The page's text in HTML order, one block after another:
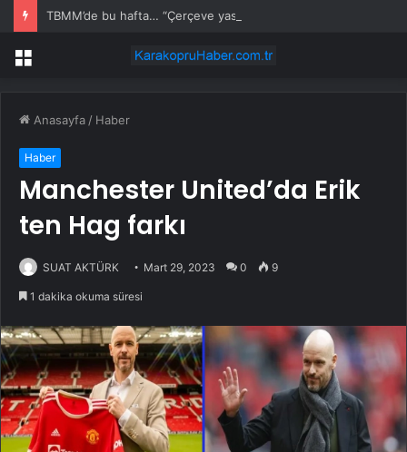
Menü
Anasayfa / Haber
Haber
Manchester United’da Erik
ten Hag farkı
SUAT AKTÜRK Mart 29, 2023 0 9
1 dakika okuma süresi